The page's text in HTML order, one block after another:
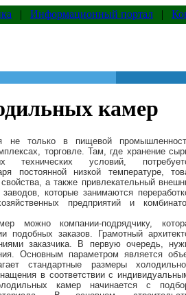
| Информационный портал |
камер
не только в пищевой
торговле. Там, где хранение
технических условий,
постоянной низкой температуре,
а также привлекательный
которые занимаются
предприятий и
можно компании-подрядчику,
подобных заказов. Грамотный
заказчика. В первую очередь,
Основным параметром является
стандартные размеры
в соответствии с
камер начинается с